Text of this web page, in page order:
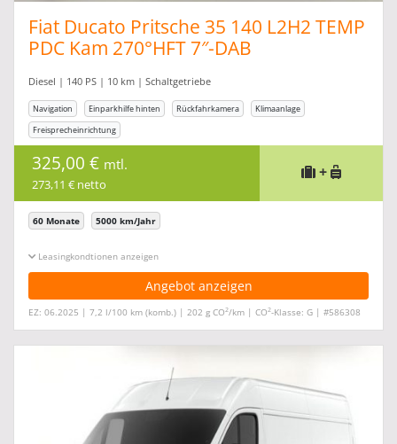
Fiat Ducato Pritsche 35 140 L2H2 TEMP
PDC Kam 270°HFT 7″-DAB
Diesel | 140 PS | 10 km | Schaltgetriebe
Navigation Einparkhilfe hinten Rückfahrkamera
Klimaanlage
Freisprecheinrichtung
325,00 € mtl.
273,11 € netto
+
60 Monate 5000 km/Jahr
Leasingkonditionen ein-/ausblenden
Angebot anzeigen
EZ: 06.2025 | 7,2 l/100 km (komb.) | 202 g CO2/km | CO2-Klasse: G | #586308